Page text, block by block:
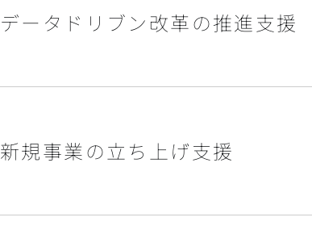
データドリブン改革の推進支援
新規事業の立ち上げ支援